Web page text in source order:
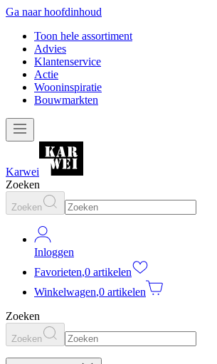
Ga naar hoofdinhoud
Toon hele assortiment
Advies
Klantenservice
Actie
Wooninspiratie
Bouwmarkten
Karwei
Zoeken
Zoeken
Inloggen
Favorieten,0 artikelen
Winkelwagen,0 artikelen
Zoeken
Zoeken